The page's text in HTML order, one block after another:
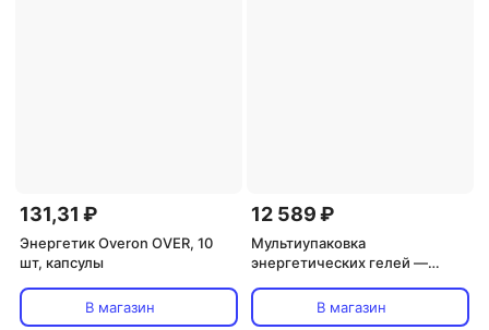
131,31 ₽
Энергетик Overon OVER, 10
шт, капсулы
В магазин
12 589 ₽
Мультиупаковка
энергетических гелей —
В магазин